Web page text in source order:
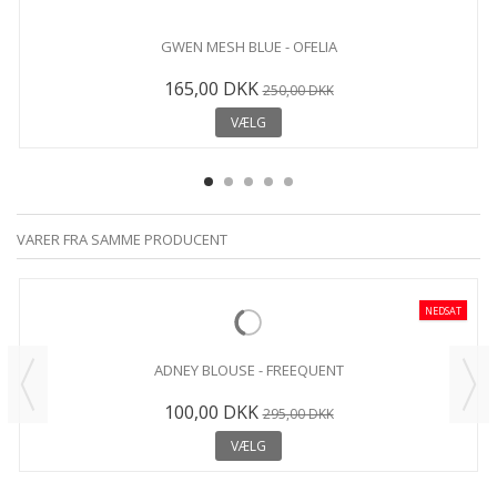
GWEN MESH BLUE - OFELIA
165,00 DKK250,00 DKK
VÆLG
VARER FRA SAMME PRODUCENT
NEDSAT
ADNEY BLOUSE - FREEQUENT
100,00 DKK295,00 DKK
VÆLG